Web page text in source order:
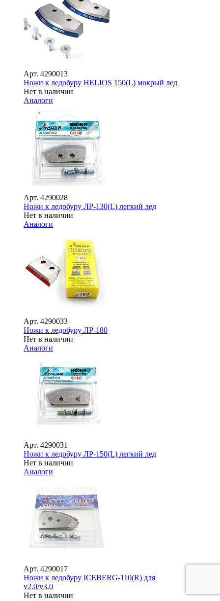
Арт. 4290013
Ножи к ледобуру HELIOS 150(L) мокрый лед
Нет в наличии
Аналоги
Арт. 4290028
Ножи к ледобуру ЛР-130(L) легкий лед
Нет в наличии
Аналоги
Арт. 4290033
Ножи к ледобуру ЛР-180
Нет в наличии
Аналоги
Арт. 4290031
Ножи к ледобуру ЛР-150(L) легкий лед
Нет в наличии
Аналоги
Арт. 4290017
Ножи к ледобуру ICEBERG-110(R) для
v2.0/v3.0
Нет в наличии